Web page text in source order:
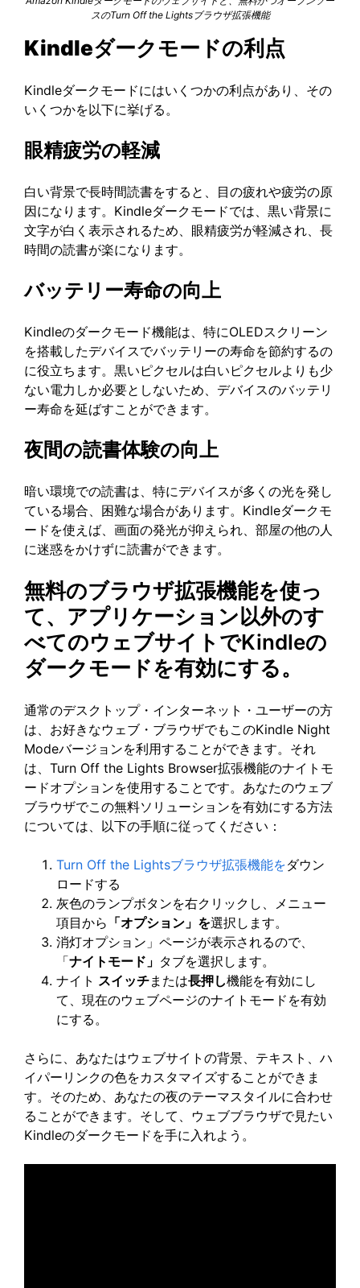
スのTurn Off the Lightsブラウザ拡張機能
Kindleダークモードの利点
Kindleダークモードにはいくつかの利点があり、その
いくつかを以下に挙げる。
眼精疲労の軽減
白い背景で長時間読書をすると、目の疲れや疲労の原
因になります。Kindleダークモードでは、黒い背景に
文字が白く表示されるため、眼精疲労が軽減され、長
時間の読書が楽になります。
バッテリー寿命の向上
Kindleのダークモード機能は、特にOLEDスクリーン
を搭載したデバイスでバッテリーの寿命を節約するの
に役立ちます。黒いピクセルは白いピクセルよりも少
ない電力しか必要としないため、デバイスのバッテリ
ー寿命を延ばすことができます。
夜間の読書体験の向上
暗い環境での読書は、特にデバイスが多くの光を発し
ている場合、困難な場合があります。Kindleダークモ
ードを使えば、画面の発光が抑えられ、部屋の他の人
に迷惑をかけずに読書ができます。
無料のブラウザ拡張機能を使っ
て、アプリケーション以外のす
べてのウェブサイトでKindleの
ダークモードを有効にする。
通常のデスクトップ・インターネット・ユーザーの方
は、お好きなウェブ・ブラウザでもこのKindle Night
Modeバージョンを利用することができます。それ
は、Turn Off the Lights Browser拡張機能のナイトモ
ードオプションを使用することです。あなたのウェブ
ブラウザでこの無料ソリューションを有効にする方法
については、以下の手順に従ってください：
Turn Off the Lightsブラウザ拡張機能をダウン
ロードする
灰色のランプボタンを右クリックし、メニュー
項目から 「オプション」を選択します。
消灯オプション」ページが表示されるので、
「ナイトモード」 タブを選択します。
ナイト スイッチまたは長押し機能を有効にし
て、現在のウェブページのナイトモードを有効
にする。
さらに、あなたはウェブサイトの背景、テキスト、ハ
イパーリンクの色をカスタマイズすることができま
す。そのため、あなたの夜のテーマスタイルに合わせ
ることができます。そして、ウェブブラウザで見たい
Kindleのダークモードを手に入れよう。